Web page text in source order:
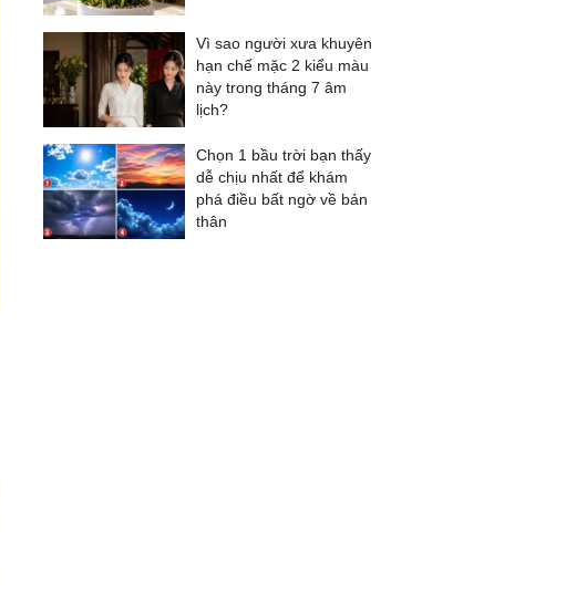
Vì sao người xưa khuyên
hạn chế mặc 2 kiểu màu
này trong tháng 7 âm
lịch?
Chọn 1 bầu trời bạn thấy
dễ chịu nhất để khám
phá điều bất ngờ về bản
thân